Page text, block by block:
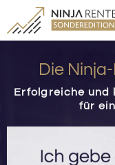
Die
Erfolgreiche und
für